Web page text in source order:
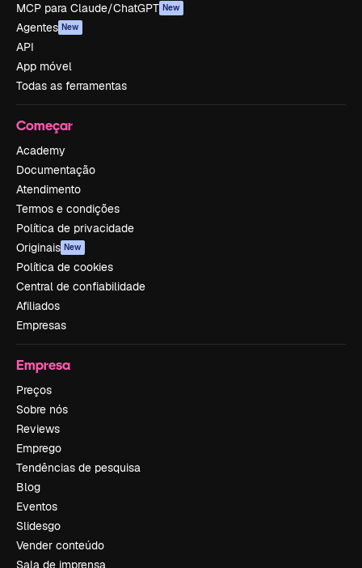
MCP para Claude/ChatGPT New
Agentes New
API
App móvel
Todas as ferramentas
Começar
Academy
Documentação
Atendimento
Termos e condições
Política de privacidade
Originais New
Política de cookies
Central de confiabilidade
Afiliados
Empresas
Empresa
Preços
Sobre nós
Reviews
Emprego
Tendências de pesquisa
Blog
Eventos
Slidesgo
Vender conteúdo
Sala de imprensa